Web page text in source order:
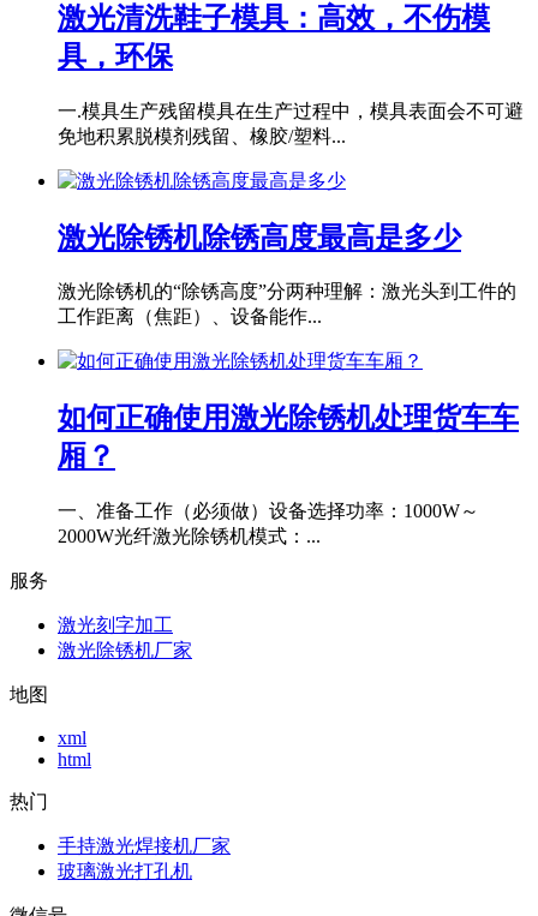
激光清洗鞋子模具：高效，不伤模
具，环保
一.模具生产残留模具在生产过程中，模具表面会不可避
免地积累脱模剂残留、橡胶/塑料...
激光除锈机除锈高度最高是多少
激光除锈机的“除锈高度”分两种理解：激光头到工件的
工作距离（焦距）、设备能作...
如何正确使用激光除锈机处理货车车
厢？
一、准备工作（必须做）设备选择功率：1000W～
2000W光纤激光除锈机模式：...
服务
激光刻字加工
激光除锈机厂家
地图
xml
html
热门
手持激光焊接机厂家
玻璃激光打孔机